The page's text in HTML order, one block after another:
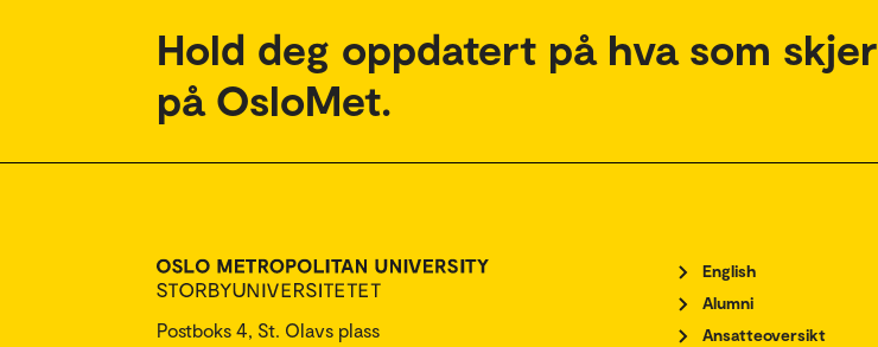
Hold deg oppdatert på hva som skjer
på OsloMet.
Postboks 4, St. Olavs plass
English
Alumni
Ansatteoversikt